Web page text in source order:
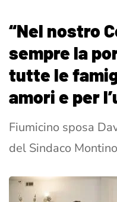
“Nel nostro
sempre la
tutte le
amori e per
Fiumicino sposa
del Sindaco Montino